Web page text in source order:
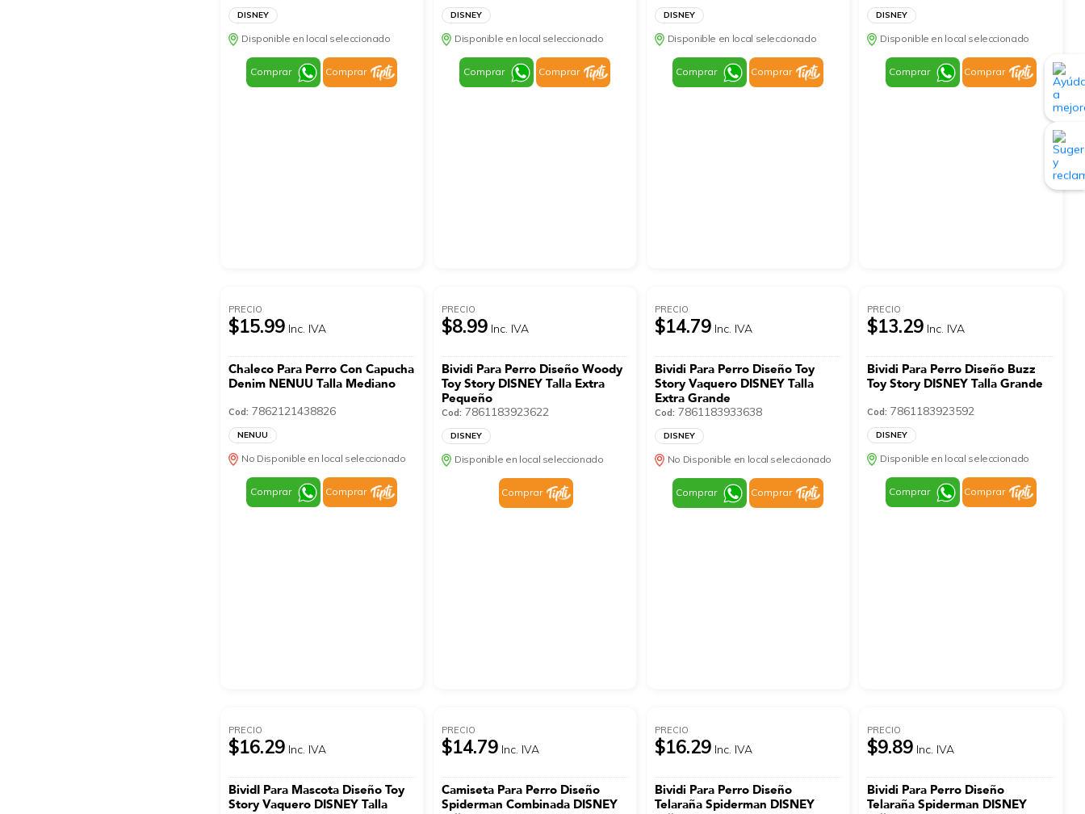
DISNEY
Disponible en local seleccionado
Comprar Comprar
DISNEY
Disponible en local seleccionado
Comprar Comprar
DISNEY
Disponible en local seleccionado
Comprar Comprar
DISNEY
Disponible en local seleccionado
Comprar Comprar
PRECIO
$15.99 Inc. IVA
Chaleco Para Perro Con Capucha
Denim NENUU Talla Mediano
Cod: 7862121438826
NENUU
No Disponible en local seleccionado
Comprar Comprar
PRECIO
$8.99 Inc. IVA
Bividi Para Perro Diseño Woody
Toy Story DISNEY Talla Extra
Pequeño
Cod: 7861183923622
DISNEY
Disponible en local seleccionado
Comprar
PRECIO
$14.79 Inc. IVA
Bividi Para Perro Diseño Toy
Story Vaquero DISNEY Talla
Extra Grande
Cod: 7861183933638
DISNEY
No Disponible en local seleccionado
Comprar Comprar
PRECIO
$13.29 Inc. IVA
Bividi Para Perro Diseño Buzz
Toy Story DISNEY Talla Grande
Cod: 7861183923592
DISNEY
Disponible en local seleccionado
Comprar Comprar
PRECIO
$16.29 Inc. IVA
BividI Para Mascota Diseño Toy
Story Vaquero DISNEY Talla
PRECIO
$14.79 Inc. IVA
Camiseta Para Perro Diseño
Spiderman Combinada DISNEY
PRECIO
$16.29 Inc. IVA
Bividi Para Perro Diseño
Telaraña Spiderman DISNEY
PRECIO
$9.89 Inc. IVA
Bividi Para Perro Diseño
Telaraña Spiderman DISNEY